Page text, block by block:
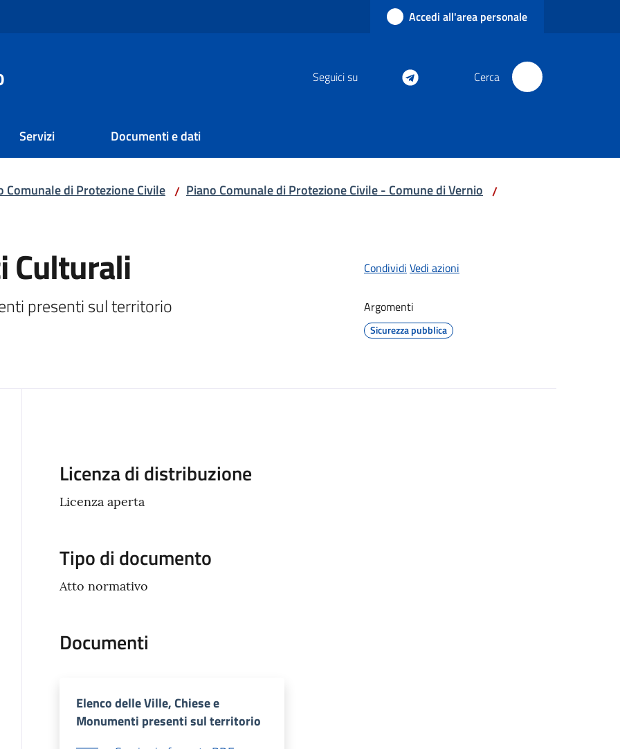
Accedi all'area personale
Seguici su Cerca
Servizi Documenti e dati
Comunale di Protezione Civile / Piano Comunale di Protezione Civile - Comune di Vernio /
Culturali
presenti sul territorio
Condividi Vedi azioni
Argomenti
Sicurezza pubblica
Descrizione
Licenza di distribuzione
Licenza aperta
Tipo di documento
Atto normativo
Documenti
Elenco delle Ville, Chiese e
Monumenti presenti sul territorio